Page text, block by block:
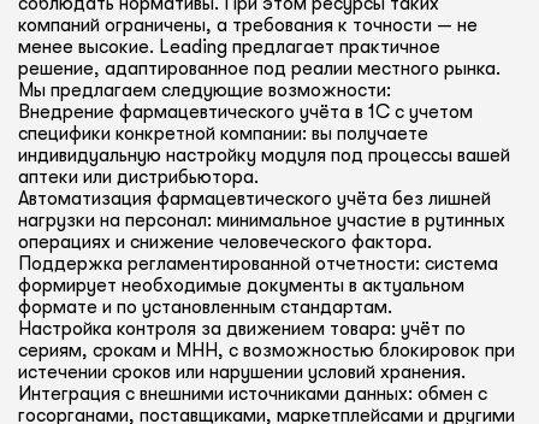
компаний ограничены, а требования к точности — не
менее высокие. Leading предлагает практичное
решение, адаптированное под реалии местного рынка.
Мы предлагаем следующие возможности:
Внедрение фармацевтического учёта в 1С с учетом
специфики конкретной компании: вы получаете
индивидуальную настройку модуля под процессы вашей
аптеки или дистрибьютора.
Автоматизация фармацевтического учёта без лишней
нагрузки на персонал: минимальное участие в рутинных
операциях и снижение человеческого фактора.
Поддержка регламентированной отчетности: система
формирует необходимые документы в актуальном
формате и по установленным стандартам.
Настройка контроля за движением товара: учёт по
сериям, срокам и МНН, с возможностью блокировок при
истечении сроков или нарушении условий хранения.
Интеграция с внешними источниками данных: обмен с
госорганами, поставщиками, маркетплейсами и другими